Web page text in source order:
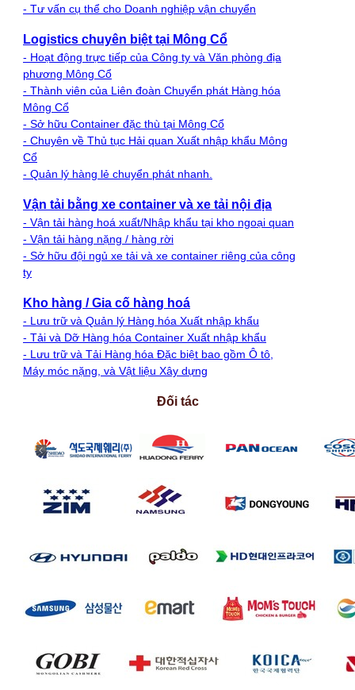
- Tư vấn cụ thể cho Doanh nghiệp vận chuyển
Logistics chuyên biệt tại Mông Cổ
- Hoạt động trực tiếp của Công ty và Văn phòng địa
phương Mông Cổ
- Thành viên của Liên đoàn Chuyển phát Hàng hóa
Mông Cổ
- Sở hữu Container đặc thù tại Mông Cổ
- Chuyên về Thủ tục Hải quan Xuất nhập khẩu Mông
Cổ
- Quản lý hàng lẻ chuyển phát nhanh.
Vận tải bằng xe container và xe tải nội địa
- Vận tải hàng hoá xuất/Nhập khẩu tại kho ngoại quan
- Vận tải hàng nặng / hàng rời
- Sở hữu đội ngủ xe tải và xe container riêng của công
ty
Kho hàng / Gia cố hàng hoá
- Lưu trữ và Quản lý Hàng hóa Xuất nhập khẩu
- Tải và Dỡ Hàng hóa Container Xuất nhập khẩu
- Lưu trữ và Tải Hàng hóa Đặc biệt bao gồm Ô tô,
Máy móc nặng, và Vật liệu Xây dựng
Đối tác